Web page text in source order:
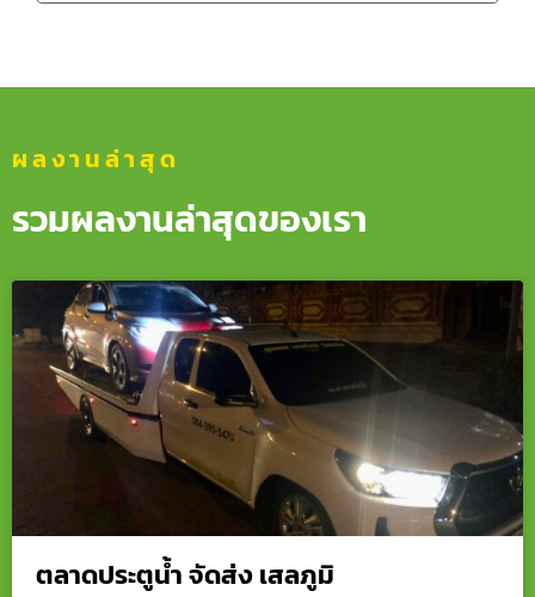
ผลงานล่าสุด
รวมผลงานล่าสุดของเรา
ตลาดประตูน้ำ จัดส่ง เสลภูมิ